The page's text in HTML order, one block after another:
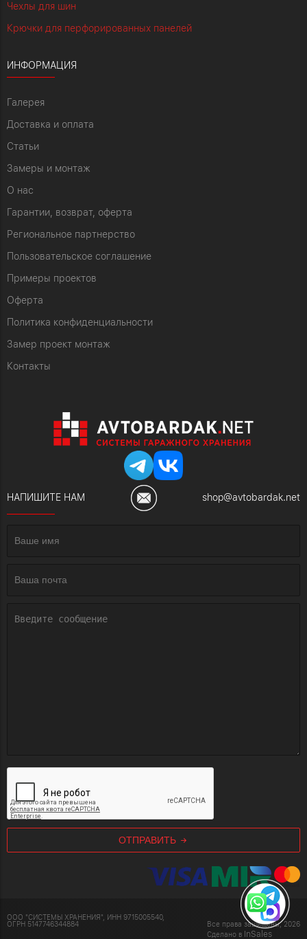
Чехлы для шин
Крючки для перфорированных панелей
ИНФОРМАЦИЯ
Галерея
Доставка и оплата
Статьи
Замеры и монтаж
О нас
Гарантии, возврат, оферта
Региональное партнерство
Пользовательское соглашение
Примеры проектов
Оферта
Политика конфиденциальности
Замер проект монтаж
Контакты
НАПИШИТЕ НАМ shop@avtobardak.net
ОТПРАВИТЬ
ООО "СИСТЕМЫ ХРАНЕНИЯ", ИНН 9715005540,
ОГРН 5147746344884
Все права защищены, 2026
Сделано в InSales